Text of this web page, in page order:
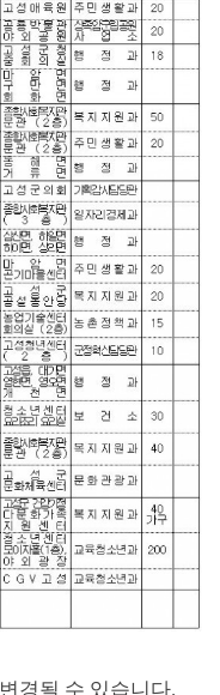
경될 수 있습니다.